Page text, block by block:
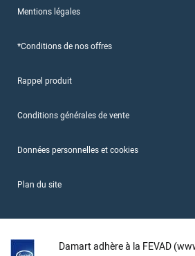
Mentions légales
*Conditions de nos offres
Rappel produit
Conditions générales de vente
Données personnelles et cookies
Plan du site
Damart adhère à la FEVAD